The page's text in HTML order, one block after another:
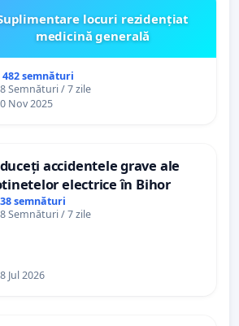
locuri rezidențiat
medicină generală
482 semnături
Semnături / 7 zile
Nov 2025
accidentele grave ale
electrice în Bihor
semnături
Semnături / 7 zile
Jul 2026